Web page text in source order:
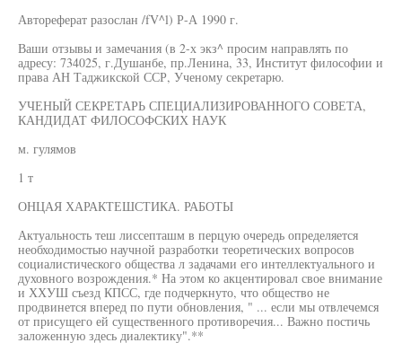
Автореферат разослан /fV^l) Р-А 1990 г.
Ваши отзывы и замечания (в 2-х экз^ просим направлять по
адресу: 734025, г.Душанбе, пр.Ленина, 33, Институт философии и
права АН Таджикской ССР, Ученому секретарю.
УЧЕНЫЙ СЕКРЕТАРЬ СПЕЦИАЛИЗИРОВАННОГО СОВЕТА,
КАНДИДАТ ФИЛОСОФСКИХ НАУК
м. гулямов
1 т
ОНЦАЯ ХАРАКТЕШСТИКА. РАБОТЫ
Актуальность теш лиссепташм в перцую очередь определяется
необходимостью научной разработки теоретических вопросов
социалистического общества л задачами его интеллектуального и
духовного возрождения.* На этом ко акцентировал свое внимание
и ХХУШ съезд КПСС, где подчеркнуто, что общество не
продвинется вперед по пути обновления, " ... если мы отвлечемся
от присущего ей существенного противоречия... Важно постичь
заложенную здесь диалектику".**